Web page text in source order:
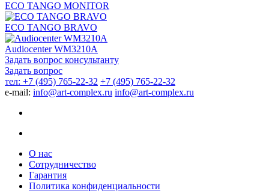
ECO TANGO MONITOR
ECO TANGO BRAVO
Audiocenter WM3210A
Задать вопрос консультанту
Задать вопрос
тел: +7 (495) 765-22-32 +7 (495) 765-22-32
e-mail: info@art-complex.ru info@art-complex.ru
О нас
Сотрудничество
Гарантия
Политика конфиденциальности